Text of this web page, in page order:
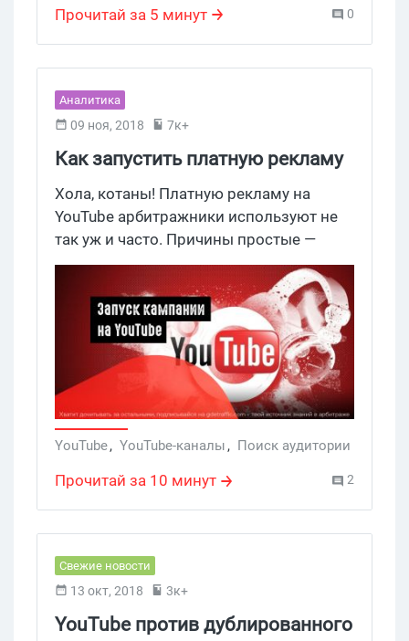
YouTube-каналы ,утечка данных Ad Breaks
Прочитай за 5 минут 0
Аналитика
09 ноя, 2018 7к+
Как запустить платную рекламу
на YouTube? Пошаговый гайд
Хола, котаны! Платную рекламу на
YouTube арбитражники используют не
так уж и часто. Причины простые —
слив с тизерок и пушей обойдется куда
дешевле, да и далеко не все офферы
можно продвигать на крупнейшей
площадке для видео контента.
Согласитесь, толкать там похудалку или
крем для увеличения груди — плохая
идея. Но и отказываться от этого
источника не стоит: аудитории там
немало, да и конвертится она неплохо.
офферы сливать с платной рекламы в
YouTube?
YouTube, YouTube-каналы, Поиск аудитории
Прочитай за 10 минут 2
Свежие новости
13 окт, 2018 3к+
YouTube против дублированного